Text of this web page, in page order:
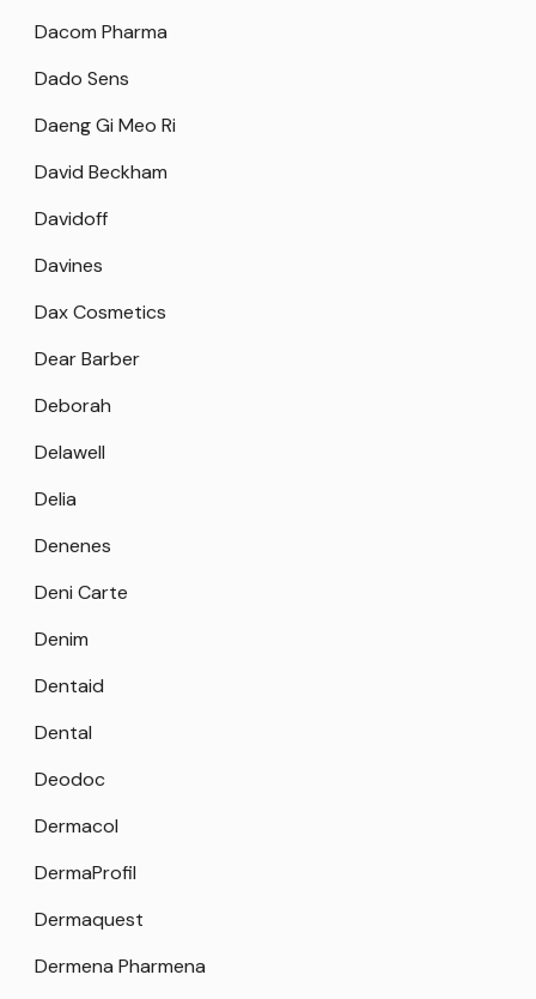
Dacom Pharma
Dado Sens
Daeng Gi Meo Ri
David Beckham
Davidoff
Davines
Dax Cosmetics
Dear Barber
Deborah
Delawell
Delia
Denenes
Deni Carte
Denim
Dentaid
Dental
Deodoc
Dermacol
DermaProfil
Dermaquest
Dermena Pharmena